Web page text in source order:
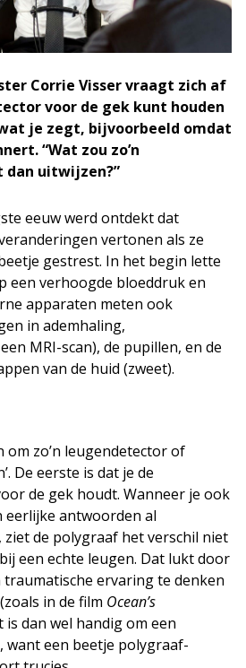
Corrie Visser vraagt zich af
voor de gek kunt houden
je zegt, bijvoorbeeld omdat
“Wat zou zo’n
uitwijzen?”
eeuw werd ontdekt dat
vertonen als ze
gestrest. In het begin lette
een verhoogde bloeddruk en
apparaten meten ook
in ademhaling,
MRI-scan), de pupillen, en de
van de huid (zweet).
om zo’n leugendetector of
De eerste is dat je de
de gek houdt. Wanneer je ook
eerlijke antwoorden al
de polygraaf het verschil niet
een echte leugen. Dat lukt door
ervaring te denken
in de film Ocean’s
is dan wel handig om een
want een beetje polygraaf-